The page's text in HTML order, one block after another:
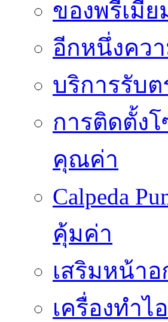
ของพรีเมี่
อีกหนึ่งคว
บริการรับ
การติดตั้ง
คุณค่า
Calpeda
คุ้มค่า
เสริมหน้า
เครื่องทำ